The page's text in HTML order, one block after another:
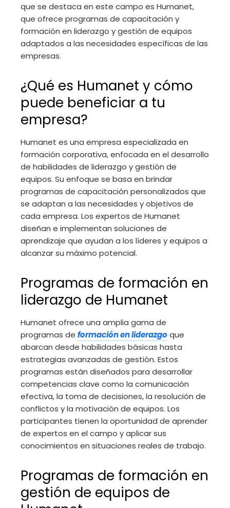
que se destaca en este campo es Humanet,
que ofrece programas de capacitación y
formación en liderazgo y gestión de equipos
adaptados a las necesidades específicas de las
empresas.
¿Qué es Humanet y cómo
puede beneficiar a tu
empresa?
Humanet es una empresa especializada en
formación corporativa, enfocada en el desarrollo
de habilidades de liderazgo y gestión de
equipos. Su enfoque se basa en brindar
programas de capacitación personalizados que
se adaptan a las necesidades y objetivos de
cada empresa. Los expertos de Humanet
diseñan e implementan soluciones de
aprendizaje que ayudan a los líderes y equipos a
alcanzar su máximo potencial.
Programas de formación en
liderazgo de Humanet
Humanet ofrece una amplia gama de
programas de formación en liderazgoque
abarcan desde habilidades básicas hasta
estrategias avanzadas de gestión. Estos
programas están diseñados para desarrollar
competencias clave como la comunicación
efectiva, la toma de decisiones, la resolución de
conflictos y la motivación de equipos. Los
participantes tienen la oportunidad de aprender
de expertos en el campo y aplicar sus
conocimientos en situaciones reales de trabajo.
Programas de formación en
gestión de equipos de